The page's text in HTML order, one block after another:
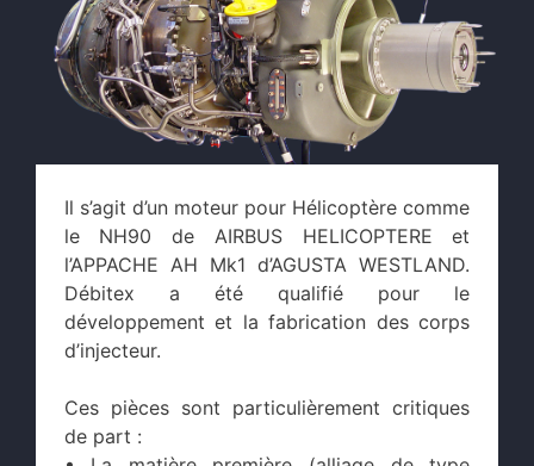
Il s’agit d’un moteur pour Hélicoptère comme
le NH90 de AIRBUS HELICOPTERE et
l’APPACHE AH Mk1 d’AGUSTA WESTLAND.
Débitex a été qualifié pour le
développement et la fabrication des corps
d’injecteur.
Ces pièces sont particulièrement critiques
de part :